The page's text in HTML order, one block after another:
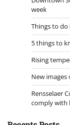
week
Things to do
5 things to
Rising
New
Rensselaer
comply with